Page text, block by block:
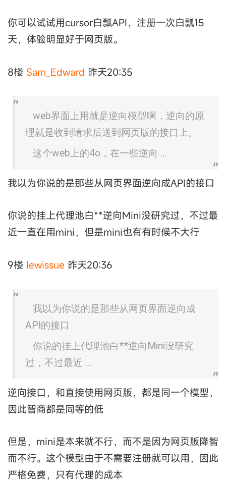
你可以试试用cursor白瓢API，注册一次白瓢15
天，体验明显好于网页版。
8楼 Sam_Edward 昨天20:35
web界面上用就是逆向模型啊，逆向的原
理就是收到请求后送到网页版的接口上。
这个web上的4o，在一些逆向 ...
我以为你说的是那些从网页界面逆向成API的接口
你说的挂上代理池白**逆向Mini没研究过，不过最
近一直在用mini，但是mini也有有时候不大行
9楼 lewissue 昨天20:36
我以为你说的是那些从网页界面逆向成
API的接口
你说的挂上代理池白**逆向Mini没研究
过，不过最近 ...
逆向接口，和直接使用网页版，都是同一个模型，
因此智商都是同等的低
但是，mini是本来就不行，而不是因为网页版降智
而不行。这个模型由于不需要注册就可以用，因此
严格免费，只有代理的成本